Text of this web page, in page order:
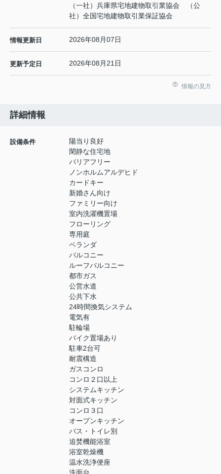
（一社）兵庫県宅地建物取引業協会 （公
社）全国宅地建物取引業保証協会
情報更新日 2026年08月07日
更新予定日 2026年08月21日
情報の見方
詳細情報
設備条件
陽当り良好
閑静な住宅地
バリアフリー
ノンホルムアルデヒド
カードキー
新婚さん向け
ファミリー向け
室内洗濯機置場
フローリング
専用庭
ベランダ
バルコニー
ルーフバルコニー
都市ガス
公営水道
公共下水
24時間換気システム
電気有
駐輪場
バイク置場あり
駐車2台可
耐震構造
ガスコンロ
コンロ２口以上
システムキッチン
対面式キッチン
コンロ３口
オープンキッチン
バス・トイレ別
追焚機能浴室
浴室乾燥機
温水洗浄便座